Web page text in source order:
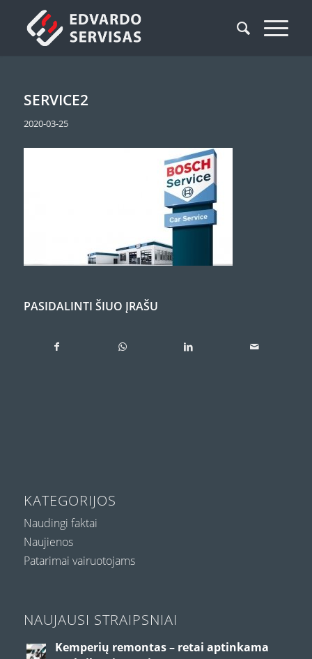
SERVICE2
2020-03-25
PASIDALINTI ŠIUO ĮRAŠU
KATEGORIJOS
Naudingi faktai
Naujienos
Patarimai vairuotojams
NAUJAUSI STRAIPSNIAI
Kemperių remontas – retai aptinkama